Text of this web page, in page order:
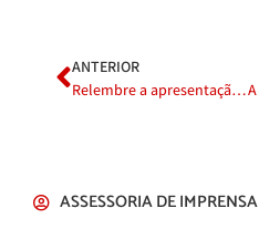
ANTERIOR
Relembre a apresentação de Akemi Matsuda na 28ª edição do Akimatsuri
ASSESSORIA DE IMPRENSA